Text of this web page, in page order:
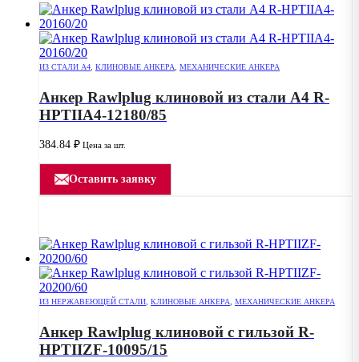
ИЗ СТАЛИ А4, КЛИНОВЫЕ АНКЕРА, МЕХАНИЧЕСКИЕ АНКЕРА
Анкер Rawlplug клиновой из стали А4 R-
HPTIIA4-12180/85
384.84 ₽ Цена за шт.
Оставить заявку
ИЗ НЕРЖАВЕЮЩЕЙ СТАЛИ КЛИНОВЫЕ АНКЕРА МЕХАНИЧЕСКИЕ АНКЕРА
Анкер Rawlplug клиновой с гильзой R-
HPTIIZF-10095/15